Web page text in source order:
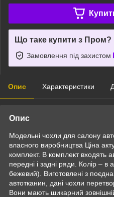
Що таке купити з Пром?
Замовлення під захистом
Опис Характеристики
Опис
Модельні чохли для салону
власного виробництва Ціна
комплект. В комплект входять
передні і задні ряди. Колір – в
бежевий). Виготовлені з
автотканин, дані чохли
Вони мають шикарний